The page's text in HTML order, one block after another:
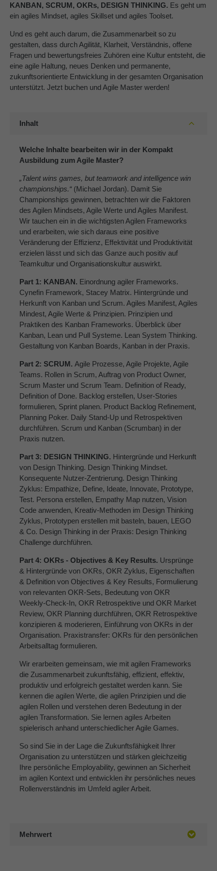
About us
Lorem ipsum dolor sit amet, consectetuer
adipiscing elit.
Aenean commodo ligula eget dolor. Aenean massa.
Cum sociis natoque penatibus et magnis dis parturient
montes, nascetur ridiculus mus. Donec quam felis,
KANBAN, SCRUM, OKRs, DESIGN THINKING. Es geht um
ein agiles Mindset, agiles Skillset und agiles Toolset.
Und es geht auch darum, die Zusammenarbeit so zu
gestalten, dass durch Agilität, Klarheit, Verständnis, offene
Fragen und bewertungsfreies Zuhören eine Kultur entsteht, die
eine agile Haltung, neues Denken und permanente,
zukunftsorientierte Entwicklung in der gesamten Organisation
unterstützt. Jetzt buchen und Agile Master werden!
Inhalt
Welche Inhalte bearbeiten wir in der Kompakt
Ausbildung zum Agile Master?
„Talent wins games, but teamwork and intelligence win
championships.“ (Michael Jordan). Damit Sie
Championships gewinnen, betrachten wir die Faktoren
des Agilen Mindsets, Agile Werte und Agiles Manifest.
Wir tauchen ein in die wichtigsten Agilen Frameworks
und erarbeiten, wie sich daraus eine positive
Veränderung der Effizienz, Effektivität und Produktivität
erzielen lässt und sich das Ganze auch positiv auf
Teamkultur und Organisationskultur auswirkt.
Part 1: KANBAN. Einordnung agiler Frameworks.
Cynefin Framework, Stacey Matrix. Hintergründe und
Herkunft von Kanban und Scrum. Agiles Manifest, Agiles
Mindest, Agile Werte & Prinzipien. Prinzipien und
Praktiken des Kanban Frameworks. Überblick über
Kanban, Lean und Pull Systeme. Lean System Thinking.
Gestaltung von Kanban Boards, Kanban in der Praxis.
Part 2: SCRUM. Agile Prozesse, Agile Projekte, Agile
Teams. Rollen in Scrum, Auftrag von Product Owner,
Scrum Master und Scrum Team. Definition of Ready,
Definition of Done. Backlog erstellen, User-Stories
formulieren, Sprint planen. Product Backlog Refinement,
Planning Poker. Daily Stand-Up und Retrospektiven
durchführen. Scrum und Kanban (Scrumban) in der
Praxis nutzen.
Part 3: DESIGN THINKING. Hintergründe und Herkunft
von Design Thinking. Design Thinking Mindset.
Konsequente Nutzer-Zentrierung. Design Thinking
Zyklus: Empathize, Define, Ideate, Innovate, Prototype,
Test. Persona erstellen, Empathy Map nutzen, Vision
Code anwenden, Kreativ-Methoden im Design Thinking
Zyklus, Prototypen erstellen mit basteln, bauen, LEGO
& Co. Design Thinking in der Praxis: Design Thinking
Challenge durchführen.
Part 4: OKRs - Objectives & Key Results. Ursprünge
& Hintergründe von OKRs, OKR Zyklus, Eigenschaften
& Definition von Objectives & Key Results, Formulierung
von relevanten OKR-Sets, Bedeutung von OKR
Weekly-Check-In, OKR Retrospektive und OKR Market
Review, OKR Planning durchführen, OKR Retrospektive
konzipieren & moderieren, Einführung von OKRs in der
Organisation. Praxistransfer: OKRs für den persönlichen
Arbeitsalltag formulieren.
Wir erarbeiten gemeinsam, wie mit agilen Frameworks
die Zusammenarbeit zukunftsfähig, effizient, effektiv,
produktiv und erfolgreich gestaltet werden kann. Sie
kennen die agilen Werte, die agilen Prinzipien und die
agilen Rollen und verstehen deren Bedeutung in der
agilen Transformation. Sie lernen agiles Arbeiten
spielerisch anhand unterschiedlicher Agile Games.
So sind Sie in der Lage die Zukunftsfähigkeit Ihrer
Organisation zu unterstützen und stärken gleichzeitig
Ihre persönliche Employability, gewinnen an Sicherheit
im agilen Kontext und entwicklen ihr persönliches neues
Rollenverständnis im Umfeld agiler Arbeit.
Mehrwert